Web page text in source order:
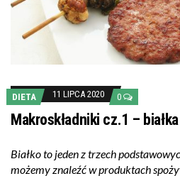
DIETA 11 LIPCA 2020 0
Makroskładniki cz.1 – białka
Białko to jeden z trzech
możemy znaleźć w produktach